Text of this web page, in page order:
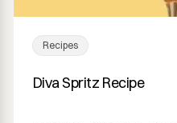
Recipes
Diva Spritz Recipe